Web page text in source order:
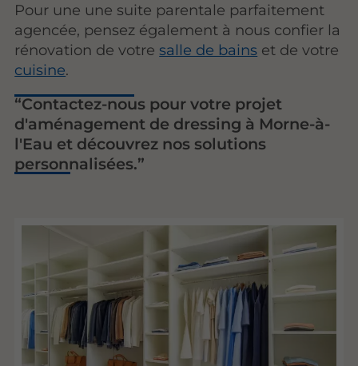
Pour une une suite parentale parfaitement
agencée, pensez également à nous confier la
rénovation de votresalle de bains et de votre
cuisine.
Contactez-nous pour votre projet
d'aménagement de dressing à Morne-à-
l'Eau et découvrez nos solutions
personnalisées.